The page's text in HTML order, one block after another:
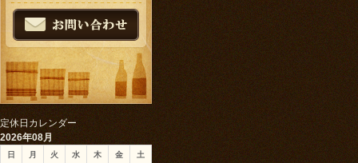
定休日カレンダー
2026年08月
日 月 火 水 木 金 土